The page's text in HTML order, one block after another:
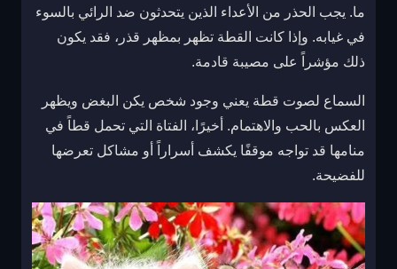
ما. يجب الحذر من الأعداء الذين يتحدثون ضد الرائي بالسوء
في غيابه. وإذا كانت القطة تظهر بمظهر قذر، فقد يكون
ذلك مؤشراً على مصيبة قادمة.
السماع لصوت قطة يعني وجود شخص يكن البغض ويظهر
العكس بالحب والاهتمام. أخيرًا، الفتاة التي تحمل قطاً في
منامها قد تواجه موقفًا يكشف أسراراً أو مشاكل تعرضها
للفضيحة.